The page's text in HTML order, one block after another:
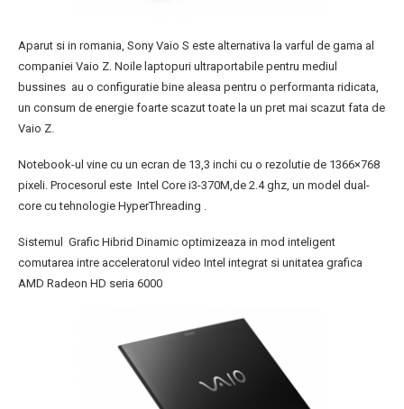
Aparut si in romania, Sony Vaio S este alternativa la varful de gama al
companiei Vaio Z. Noile laptopuri ultraportabile pentru mediul
bussines au o configuratie bine aleasa pentru o performanta ridicata,
un consum de energie foarte scazut toate la un pret mai scazut fata de
Vaio Z.
Notebook-ul vine cu un ecran de 13,3 inchi cu o rezolutie de 1366×768
pixeli. Procesorul este Intel Core i3-370M,de 2.4 ghz, un model dual-
core cu tehnologie HyperThreading .
Sistemul Grafic Hibrid Dinamic optimizeaza in mod inteligent
comutarea intre acceleratorul video Intel integrat si unitatea grafica
AMD Radeon HD seria 6000